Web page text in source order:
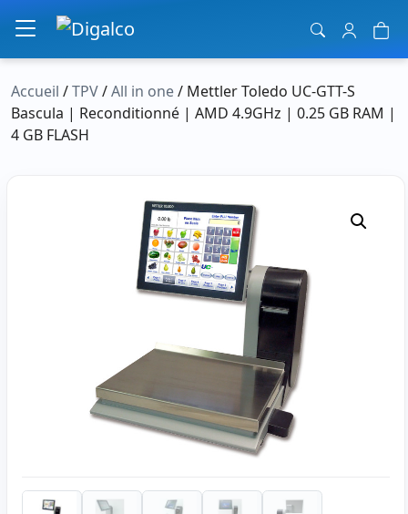
Navigation principale
Accueil /TPV/All in one/ Mettler Toledo UC-GTT-S
Bascula | Reconditionné | AMD 4.9GHz | 0.25 GB RAM |
4 GB FLASH